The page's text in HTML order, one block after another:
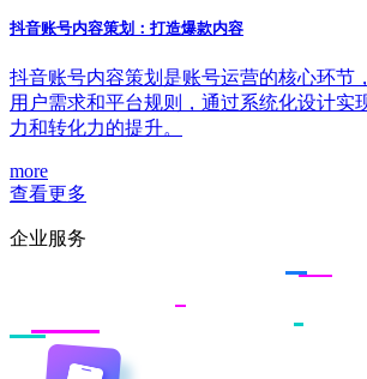
抖音账号内容策划：打造爆款内容
抖音账号内容策划是账号运营的核心环节
用户需求和平台规则，通过系统化设计实
力和转化力的提升。
more
查看更多
企业服务